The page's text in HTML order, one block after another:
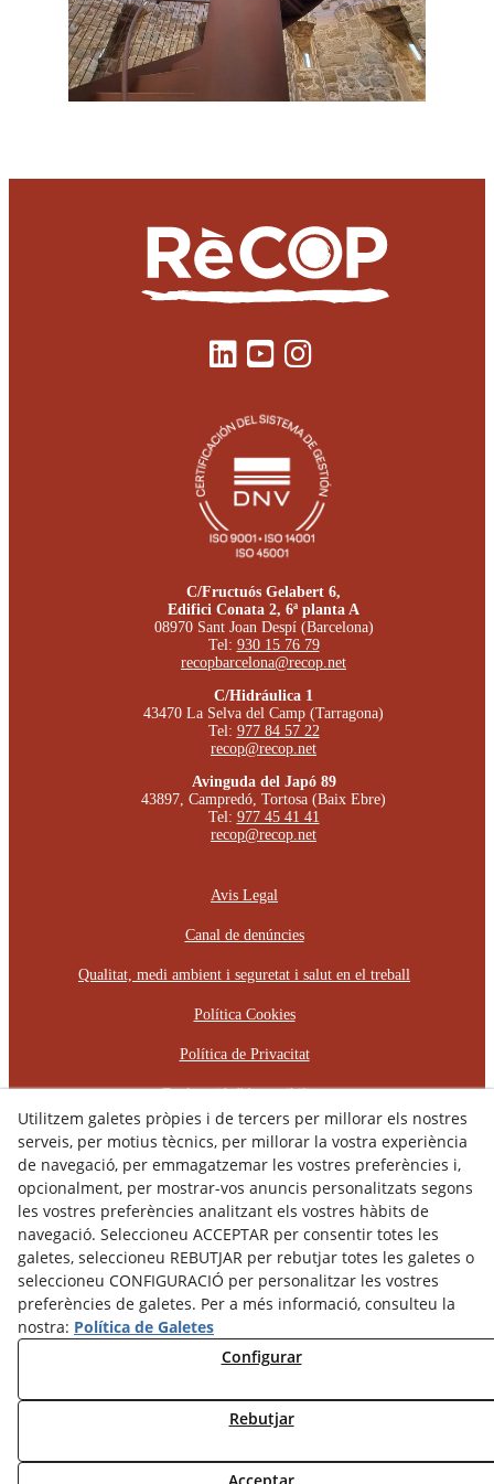
C/Fructuós Gelabert 6,
Edifici Conata 2, 6ª planta A
08970 Sant Joan Despí (Barcelona)
Tel: 930 15 76 79
recopbarcelona@recop.net
C/Hidráulica 1
43470 La Selva del Camp (Tarragona)
Tel: 977 84 57 22
recop@recop.net
Avinguda del Japó 89
43897, Campredó, Tortosa (Baix Ebre)
Tel: 977 45 41 41
recop@recop.net
Avis Legal
Canal de denúncies
Qualitat, medi ambient i seguretat i salut en el treball
Política Cookies
Política de Privacitat
Declaració d'Accessibilitat
Pla d'Igualtat d'Oportunitats
Protocol d'Assetjament Laboral
© 08/2026 RÈCOP RESTAURACIONS
ARQUITECTÒNIQUES, S.L. - Tots els drets reservats.
Utilitzem galetes pròpies i de tercers per millorar els nostres
serveis, per motius tècnics, per millorar la vostra experiència
de navegació, per emmagatzemar les vostres preferències i,
opcionalment, per mostrar-vos anuncis personalitzats segons
les vostres preferències analitzant els vostres hàbits de
navegació. Seleccioneu ACCEPTAR per consentir totes les
galetes, seleccioneu REBUTJAR per rebutjar totes les galetes o
seleccioneu CONFIGURACIÓ per personalitzar les vostres
preferències de galetes. Per a més informació, consulteu la
nostra: Política de Galetes
Configurar
Rebutjar